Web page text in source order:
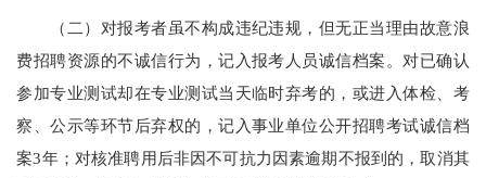
（二）对报考者虽不构成违纪违规，但无正当理由故意浪
费招聘资源的不诚信行为，记入报考人员诚信档案。对已确认
参加专业测试却在专业测试当天临时弃考的，或进入体检、考
察、公示等环节后弃权的，记入事业单位公开招聘考试诚信档
案3年；对核准聘用后非因不可抗力因素逾期不报到的，取消其